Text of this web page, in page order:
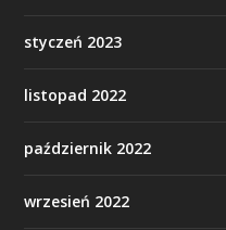
styczeń 2023
listopad 2022
październik 2022
wrzesień 2022